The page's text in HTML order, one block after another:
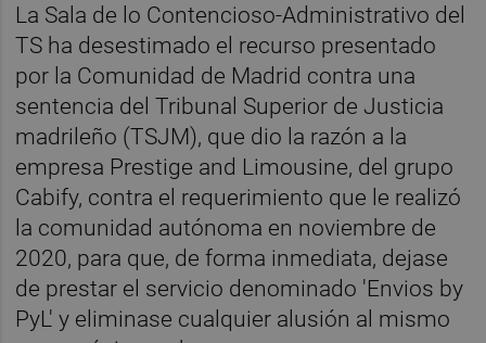
La Sala de lo Contencioso-Administrativo del
TS ha desestimado el recurso presentado
por la Comunidad de Madrid contra una
sentencia del Tribunal Superior de Justicia
madrileño (TSJM), que dio la razón a la
empresa Prestige and Limousine, del grupo
Cabify, contra el requerimiento que le realizó
la comunidad autónoma en noviembre de
2020, para que, de forma inmediata, dejase
de prestar el servicio denominado 'Envios by
PyL' y eliminase cualquier alusión al mismo